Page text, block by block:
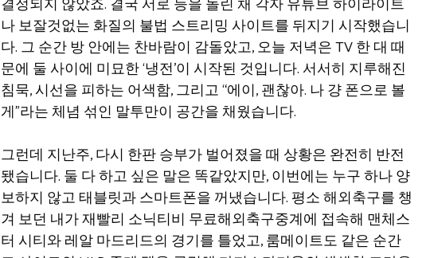
결정되지 않았죠. 결국 서로 등을 돌린 채 각자 유튜브 하이라이트
나 보잘것없는 화질의 불법 스트리밍 사이트를 뒤지기 시작했습니
다. 그 순간 방 안에는 찬바람이 감돌았고, 오늘 저녁은 TV 한 대 때
문에 둘 사이에 미묘한 ‘냉전’이 시작된 것입니다. 서서히 지루해진
침묵, 시선을 피하는 어색함, 그리고 “에이, 괜찮아. 나 걍 폰으로 볼
게”라는 체념 섞인 말투만이 공간을 채웠습니다.
그런데 지난주, 다시 한판 승부가 벌어졌을 때 상황은 완전히 반전
됐습니다. 둘 다 하고 싶은 말은 똑같았지만, 이번에는 누구 하나 양
보하지 않고 태블릿과 스마트폰을 꺼냈습니다. 평소 해외축구를 챙
겨 보던 내가 재빨리 소닉티비 무료해외축구중계에 접속해 맨체스
터 시티와 레알 마드리드의 경기를 틀었고, 룸메이트도 같은 순간